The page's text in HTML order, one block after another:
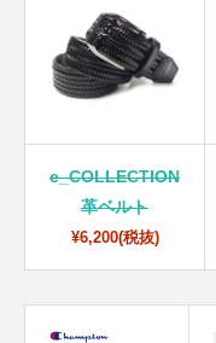
e_COLLECTION
革ベルト
¥6,200(税抜)